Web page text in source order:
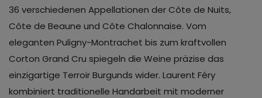
36 verschiedenen Appellationen der Côte de Nuits,
Côte de Beaune und Côte Chalonnaise. Vom
eleganten Puligny-Montrachet bis zum kraftvollen
Corton Grand Cru spiegeln die Weine präzise das
einzigartige Terroir Burgunds wider. Laurent Féry
kombiniert traditionelle Handarbeit mit moderner